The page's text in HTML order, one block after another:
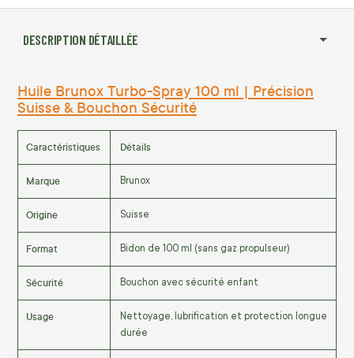
DESCRIPTION DÉTAILLÉE
Huile Brunox Turbo-Spray 100 ml | Précision
Suisse & Bouchon Sécurité
Caractéristiques Détails
Marque Brunox
Origine Suisse
Format Bidon de 100 ml (sans gaz propulseur)
Sécurité Bouchon avec sécurité enfant
Usage
Nettoyage, lubrification et protection longue
durée